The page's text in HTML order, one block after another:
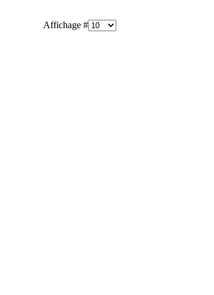
Affichage #